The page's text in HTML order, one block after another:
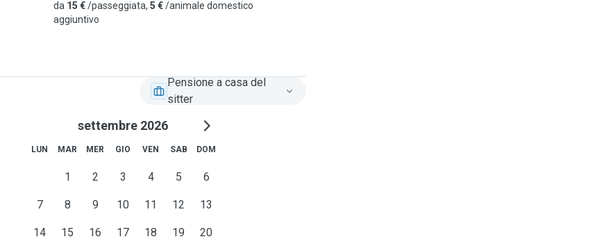
da 15 €/passeggiata, 5 €/animale domestico
aggiuntivo
Pensione a casa del
sitter
settembre 2026
LUN MAR MER GIO VEN SAB DOM
1 2 3 4 5 6
7 8 9 10 11 12 13
14 15 16 17 18 19 20